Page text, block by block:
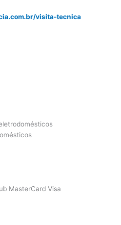
visita-tecnica
MasterCard Visa